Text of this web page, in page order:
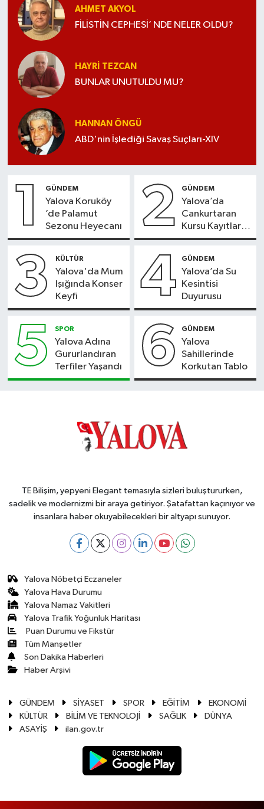
AHMET AKYOL
FİLİSTİN CEPHESİ’ NDE NELER OLDU?
HAYRI TEZCAN
BUNLAR UNUTULDU MU?
HANNAN ÖNGÜ
ABD'nin İşlediği Savaş Suçları-XIV
1 GÜNDEM
Yalova Koruköy
’de Palamut
Sezonu Heyecanı
2 GÜNDEM
Yalova’da
Cankurtaran
Kursu Kayıtları
Başladı
3 KÜLTÜR
Yalova'da Mum
Işığında Konser
Keyfi
4 GÜNDEM
Yalova’da Su
Kesintisi
Duyurusu
5 SPOR
Yalova Adına
Gururlandıran
Terfiler Yaşandı
6 GÜNDEM
Yalova
Sahillerinde
Korkutan Tablo
TE Bilişim, yepyeni Elegant temasıyla sizleri buluştururken,
sadelik ve modernizmi bir araya getiriyor. Şatafattan kaçınıyor ve
insanlara haber okuyabilecekleri bir altyapı sunuyor.
Yalova Nöbetçi Eczaneler
Yalova Hava Durumu
Yalova Namaz Vakitleri
Yalova Trafik Yoğunluk Haritası
Puan Durumu ve Fikstür
Tüm Manşetler
Son Dakika Haberleri
Haber Arşivi
GÜNDEM SİYASET SPOR EĞİTİM
EKONOMİ
KÜLTÜR
BİLİM VE TEKNOLOJİ SAĞLIK
DÜNYA
ASAYİŞ
ilan.gov.tr